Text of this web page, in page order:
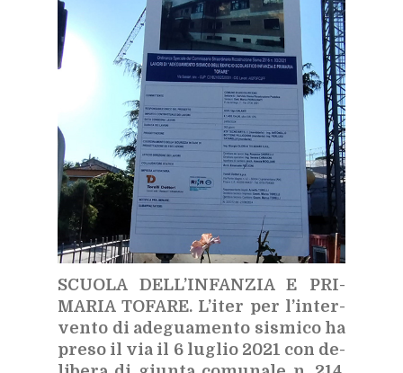
SCUO­LA DEL­L’IN­FAN­ZIA E PRI­
MA­RIA TO­FA­RE.L’i­ter per l’in­ter­
ven­to di ade­gua­men­to si­smi­co ha
pre­so il via il 6 lu­glio 2021 con de­